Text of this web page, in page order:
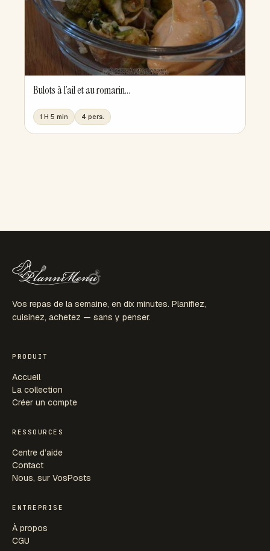
Bulots à l’ail et au romarin...
1 H 5 min 4 pers.
Vos repas de la semaine, en dix minutes. Planifiez,
cuisinez, achetez — sans y penser.
PRODUIT
Accueil
La collection
Créer un compte
RESSOURCES
Centre d’aide
Contact
Nous, sur VosPosts
ENTREPRISE
À propos
CGU